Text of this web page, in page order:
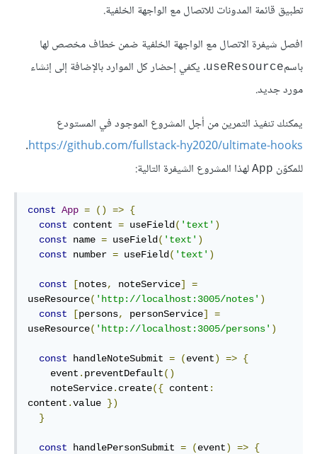
تطبيق قائمة المدونات للاتصال مع الواجهة الخلفية.
افصل شيفرة الاتصال مع الواجهة الخلفية ضمن خطاف مخصص لها
باسمuseResource. يكفي إحضار كل الموارد بالإضافة إلى إنشاء
مورد جديد.
يمكنك تنفيذ التمرين من أجل المشروع الموجود في المستودع
https://github.com/fullstack-hy2020/ultimate-hooks
.
للمكوّن App لهذا المشروع الشيفرة التالية:
const App = () => {
const content = useField ( 'text' )
const name = useField ( 'text' )
const number = useField ( 'text' )
const [notes, noteService]
=
useResource( 'http://localhost:3005/notes' )
const
[persons, personService]
=
useResource( 'http://localhost:3005/persons' )
const handleNoteSubmit = (event) => {
    event
. preventDefault()
    noteService
. create({ content :
content .value })
}
const handlePersonSubmit = (event) => {